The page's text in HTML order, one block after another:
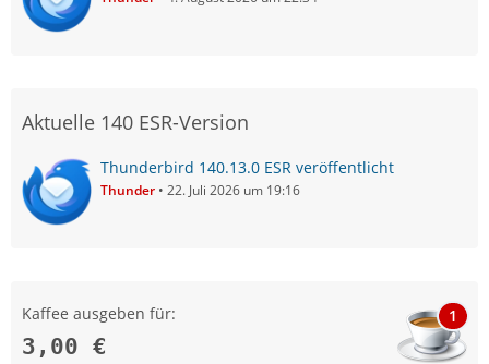
Aktuelle 140 ESR-Version
Thunderbird 140.13.0 ESR veröffentlicht
Thunder 22. Juli 2026 um 19:16
Kaffee ausgeben für:
3,00 €
1